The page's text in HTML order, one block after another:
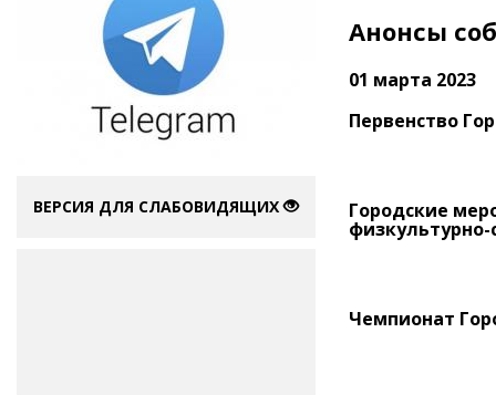
ВЕРСИЯ ДЛЯ СЛАБОВИДЯЩИХ
Анонсы
01 марта 2023
Первенство
Городские
физкультурно-
Чемпионат